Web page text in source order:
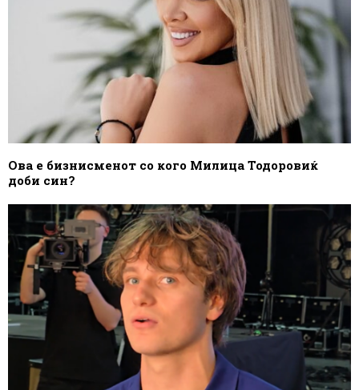
Ова е бизнисменот со кого Милица Тодоровиќ
доби син?